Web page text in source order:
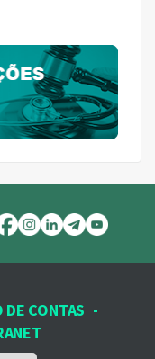
DE CONTAS -